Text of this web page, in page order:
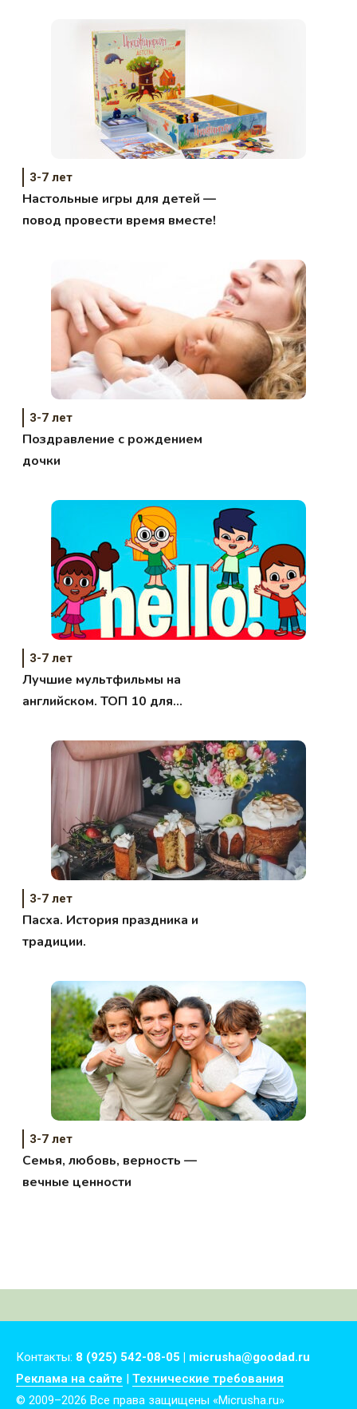
3-7 лет
Настольные игры для детей —
повод провести время вместе!
3-7 лет
Поздравление с рождением
дочки
3-7 лет
Лучшие мультфильмы на
английском. ТОП 10 для
3-7 лет
Пасха. История праздника и
традиции.
3-7 лет
Семья, любовь, верность —
вечные ценности
Контакты: 8 (925) 542-08-05 | micrusha@goodad.ru
Реклама на сайте | Технические требования
© 2009–2026 Все права защищены «Micrusha.ru»